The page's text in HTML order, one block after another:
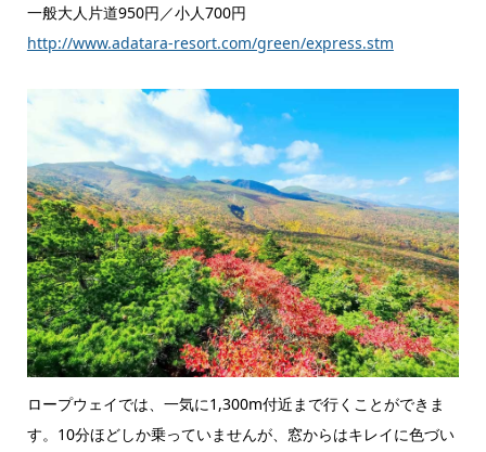
一般大人片道950円／小人700円
http://www.adatara-resort.com/green/express.stm
ロープウェイでは、一気に1,300m付近まで行くことができま
す。10分ほどしか乗っていませんが、窓からはキレイに色づい